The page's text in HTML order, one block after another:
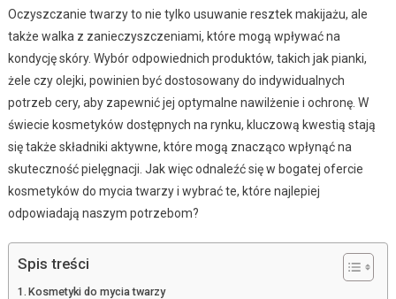
Oczyszczanie twarzy to nie tylko usuwanie resztek makijażu, ale
także walka z zanieczyszczeniami, które mogą wpływać na
kondycję skóry. Wybór odpowiednich produktów, takich jak pianki,
żele czy olejki, powinien być dostosowany do indywidualnych
potrzeb cery, aby zapewnić jej optymalne nawilżenie i ochronę. W
świecie kosmetyków dostępnych na rynku, kluczową kwestią stają
się także składniki aktywne, które mogą znacząco wpłynąć na
skuteczność pielęgnacji. Jak więc odnaleźć się w bogatej ofercie
kosmetyków do mycia twarzy i wybrać te, które najlepiej
odpowiadają naszym potrzebom?
Spis treści
Kosmetyki do mycia twarzy